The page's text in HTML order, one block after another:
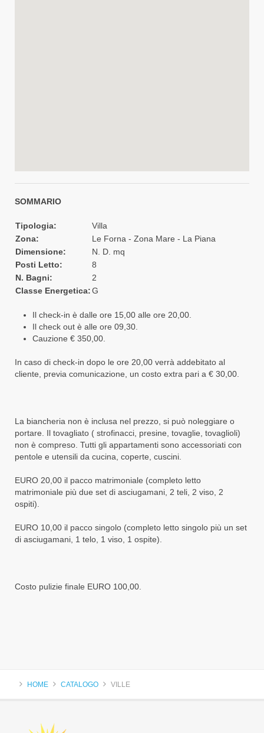
SOMMARIO
Tipologia:
Villa
Zona:
Le Forna - Zona Mare - La Piana
Dimensione:
N. D. mq
Posti Letto:
8
N. Bagni:
2
Classe Energetica:G
Il check-in è dalle ore 15,00 alle ore 20,00.
Il check out è alle ore 09,30.
Cauzione € 350,00.
In caso di check-in dopo le ore 20,00 verrà addebitato al
cliente, previa comunicazione, un costo extra pari a € 30,00.
La biancheria non è inclusa nel prezzo, si può noleggiare o
portare. Il tovagliato ( strofinacci, presine, tovaglie, tovaglioli)
non è compreso. Tutti gli appartamenti sono accessoriati con
pentole e utensili da cucina, coperte, cuscini.
EURO 20,00 il pacco matrimoniale (completo letto
matrimoniale più due set di asciugamani, 2 teli, 2 viso, 2
ospiti).
EURO 10,00 il pacco singolo (completo letto singolo più un set
di asciugamani, 1 telo, 1 viso, 1 ospite).
Costo pulizie finale EURO 100,00.
HOME CATALOGO VILLE